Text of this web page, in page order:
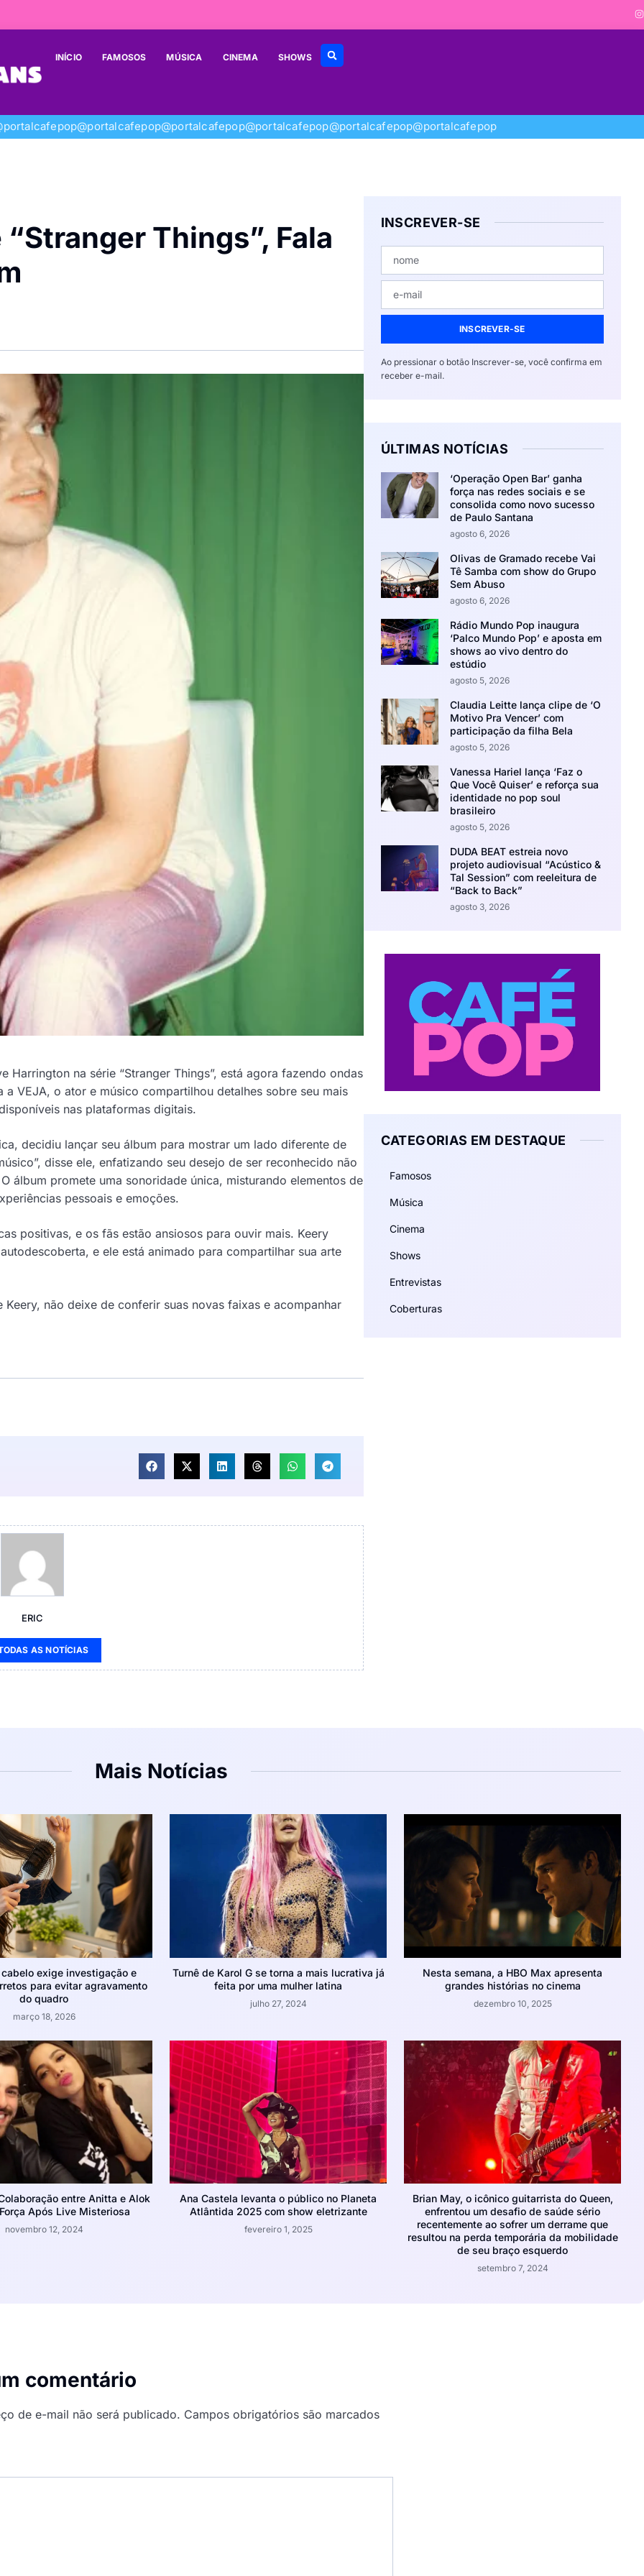
INÍCIO FAMOSOS MÚSICA CINEMA SHOWS
@portalcafepop@portalcafepop@portalcafepop@portalcafepop@portalcafepop
Things”, Fala
na série “Stranger Things”, está agora fazendo ondas
VEJA, o ator e músico compartilhou detalhes sobre seu mais
nas plataformas digitais.
decidiu lançar seu álbum para mostrar um lado diferente de
disse ele, enfatizando seu desejo de ser reconhecido não
álbum promete uma sonoridade única, misturando elementos de
pessoais e emoções.
positivas, e os fãs estão ansiosos para ouvir mais. Keery
e ele está animado para compartilhar sua arte
não deixe de conferir suas novas faixas e acompanhar
ERIC
AS NOTÍCIAS
INSCREVER-SE
INSCREVER-SE
Ao pressionar o botão Inscrever-se, você confirma em
receber e-mail.
ÚLTIMAS NOTÍCIAS
‘Operação Open Bar’ ganha
força nas redes sociais e se
consolida como novo sucesso
de Paulo Santana
agosto 6, 2026
Olivas de Gramado recebe Vai
Tê Samba com show do Grupo
Sem Abuso
agosto 6, 2026
Rádio Mundo Pop inaugura
‘Palco Mundo Pop’ e aposta em
shows ao vivo dentro do
estúdio
agosto 5, 2026
Claudia Leitte lança clipe de ‘O
Motivo Pra Vencer’ com
participação da filha Bela
agosto 5, 2026
Vanessa Hariel lança ‘Faz o
Que Você Quiser’ e reforça sua
identidade no pop soul
brasileiro
agosto 5, 2026
DUDA BEAT estreia novo
projeto audiovisual “Acústico &
Tal Session” com reeleitura de
“Back to Back”
agosto 3, 2026
CATEGORIAS EM DESTAQUE
Famosos
Música
Cinema
Shows
Entrevistas
Coberturas
Mais Notícias
exige investigação e
para evitar agravamento
do quadro
março 18, 2026
Turnê de Karol G se torna a mais lucrativa já
feita por uma mulher latina
julho 27, 2024
Nesta semana, a HBO Max apresenta
grandes histórias no cinema
dezembro 10, 2025
entre Anitta e Alok
Após Live Misteriosa
novembro 12, 2024
Ana Castela levanta o público no Planeta
Atlântida 2025 com show eletrizante
fevereiro 1, 2025
Brian May, o icônico guitarrista do Queen,
enfrentou um desafio de saúde sério
recentemente ao sofrer um derrame que
resultou na perda temporária da mobilidade
de seu braço esquerdo
setembro 7, 2024
comentário
de e-mail não será publicado. Campos obrigatórios são marcados